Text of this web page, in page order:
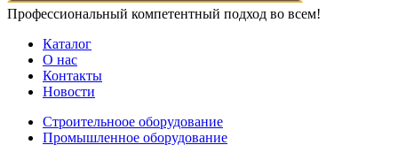
Профессиональный компетентный подход во всем!
Каталог
О нас
Контакты
Новости
Строительноое оборудование
Промышленное оборудование